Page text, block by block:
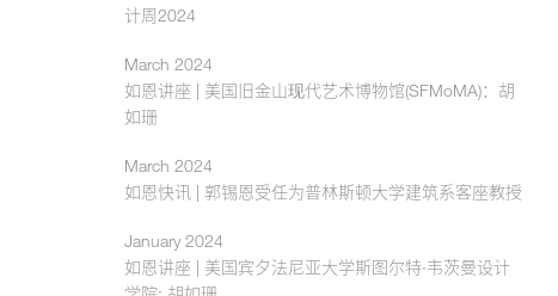
计周2024
March 2024
如恩讲座 | 美国旧金山现代艺术博物馆(SFMoMA)：胡
如珊
March 2024
如恩快讯 | 郭锡恩受任为普林斯顿大学建筑系客座教授
January 2024
如恩讲座 | 美国宾夕法尼亚大学斯图尔特·韦茨曼设计